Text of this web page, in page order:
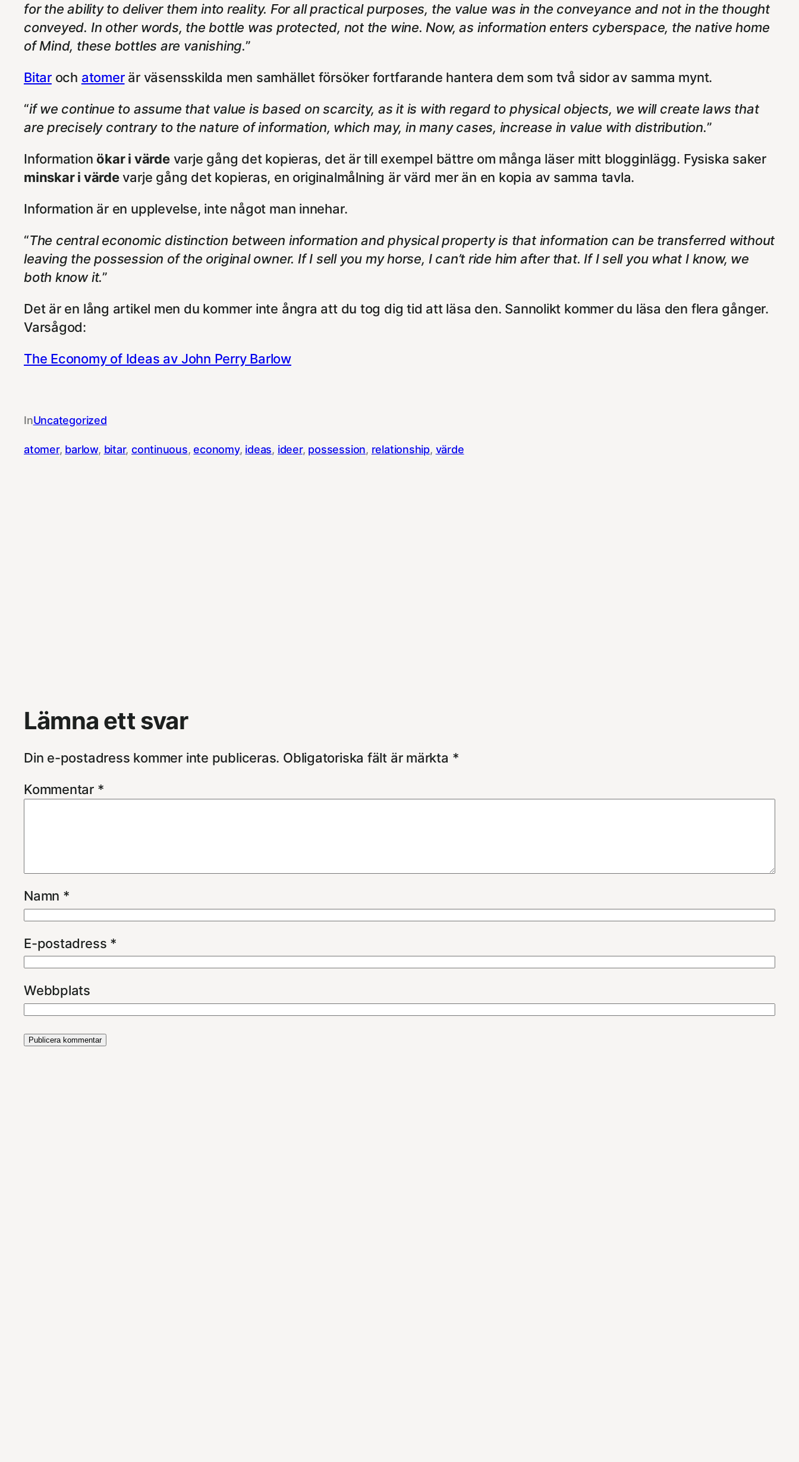
for the ability to deliver them into reality. For all practical purposes, the value was in the conveyance and not in the thought
conveyed. In other words, the bottle was protected, not the wine. Now, as information enters cyberspace, the native home
of Mind, these bottles are vanishing.”
Bitaroch atomerär väsensskilda men samhället försöker fortfarande hantera dem som två sidor av samma mynt.
“if we continue to assume that value is based on scarcity, as it is with regard to physical objects, we will create laws that
are precisely contrary to the nature of information, which may, in many cases, increase in value with distribution.”
Information ökar i värdevarje gång det kopieras, det är till exempel bättre om många läser mitt blogginlägg. Fysiska saker
minskar i värdevarje gång det kopieras, en originalmålning är värd mer än en kopia av samma tavla.
Information är en upplevelse, inte något man innehar.
“The central economic distinction between information and physical property is that information can be transferred without
leaving the possession of the original owner. If I sell you my horse, I can’t ride him after that. If I sell you what I know, we
both know it.”
Det är en lång artikel men du kommer inte ångra att du tog dig tid att läsa den. Sannolikt kommer du läsa den flera gånger.
Varsågod:
The Economy of Ideas av John Perry Barlow
InUncategorized
atomer, barlow, bitar, continuous, economy, ideas, ideer, possession, relationship, värde
Lämna ett svar
Din e-postadress kommer inte publiceras. Obligatoriska fält är märkta *
Kommentar *
Namn *
E-postadress *
Webbplats